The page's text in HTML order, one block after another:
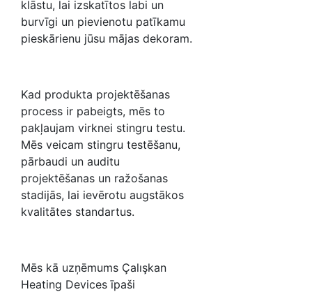
klāstu, lai izskatītos labi un
burvīgi un pievienotu patīkamu
pieskārienu jūsu mājas dekoram.
Kad produkta projektēšanas
process ir pabeigts, mēs to
pakļaujam virknei stingru testu.
Mēs veicam stingru testēšanu,
pārbaudi un auditu
projektēšanas un ražošanas
stadijās, lai ievērotu augstākos
kvalitātes standartus.
Mēs kā uzņēmums Çalışkan
Heating Devices īpaši